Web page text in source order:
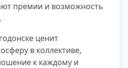
премии и возможность
ценит
в коллективе,
к каждому и